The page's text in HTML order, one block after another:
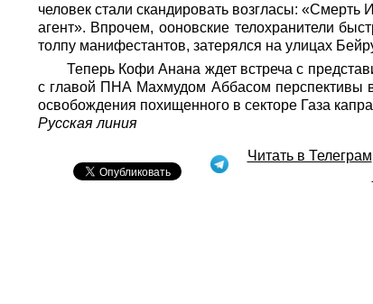
человек стали скандировать возгласы:
агент». Впрочем, ооновские телохранители
толпу манифестантов, затерялся на улицах
Теперь Кофи Анана ждет встреча с
с главой ПНА Махмудом Аббасом перспективы
освобождения похищенного в секторе Газа
Русская линия
Читать в Телеграм